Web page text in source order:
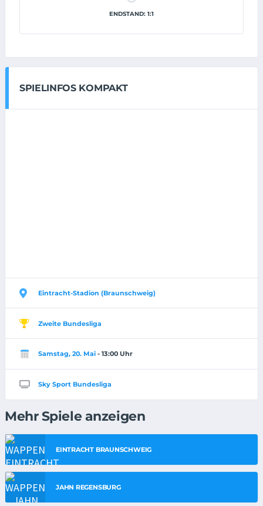
ENDSTAND: 1:1
SPIELINFOS KOMPAKT
Eintracht-Stadion (Braunschweig)
Zweite Bundesliga
Samstag, 20. Mai - 13:00 Uhr
Sky Sport Bundesliga
Mehr Spiele anzeigen
EINTRACHT BRAUNSCHWEIG
JAHN REGENSBURG